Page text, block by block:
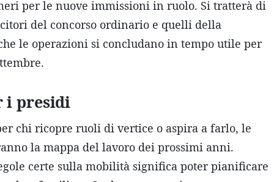
per le nuove immissioni in ruolo. Si tratterà di
del concorso ordinario e quelli della
le operazioni si concludano in tempo utile per
i presidi
chi ricopre ruoli di vertice o aspira a farlo, le
la mappa del lavoro dei prossimi anni.
certe sulla mobilità significa poter pianificare